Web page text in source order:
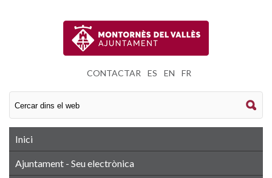
CONTACTAR ES EN FR
Inici
Ajuntament - Seu electrònica